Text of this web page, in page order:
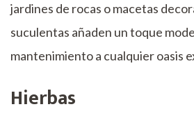
jardines de rocas o macetas
suculentas añaden un toque
mantenimiento a cualquier oasis
Hierbas